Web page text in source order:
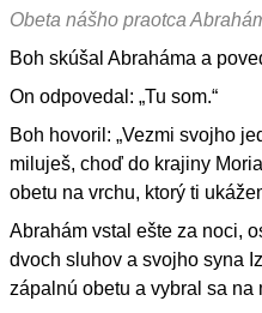
Obeta nášho praotca
Boh skúšal Abraháma a
On odpovedal: „Tu som.“
Boh hovoril: „Vezmi svojho
miluješ, choď do krajiny
obetu na vrchu, ktorý ti
Abrahám vstal ešte za noci,
dvoch sluhov a svojho syna
zápalnú obetu a vybral sa na